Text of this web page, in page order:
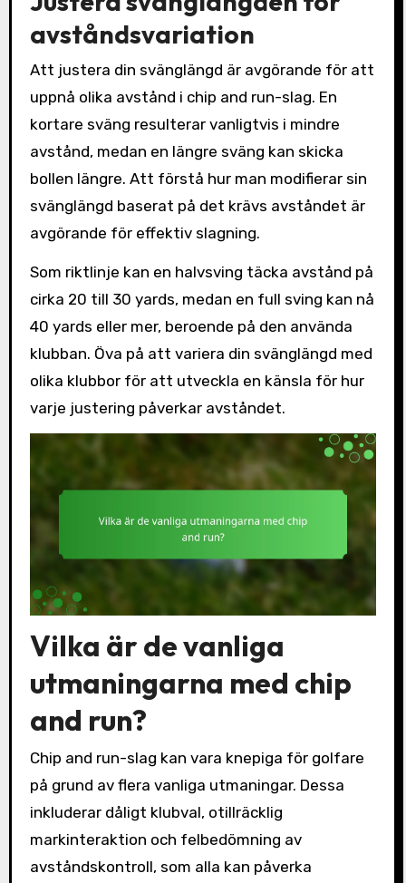
avståndsvariation
Att justera din svänglängd är avgörande för att
uppnå olika avstånd i chip and run-slag. En
kortare sväng resulterar vanligtvis i mindre
avstånd, medan en längre sväng kan skicka
bollen längre. Att förstå hur man modifierar sin
svänglängd baserat på det krävs avståndet är
avgörande för effektiv slagning.
Som riktlinje kan en halvsving täcka avstånd på
cirka 20 till 30 yards, medan en full sving kan nå
40 yards eller mer, beroende på den använda
klubban. Öva på att variera din svänglängd med
olika klubbor för att utveckla en känsla för hur
varje justering påverkar avståndet.
Vilka är de vanliga
utmaningarna med chip
and run?
Chip and run-slag kan vara knepiga för golfare
på grund av flera vanliga utmaningar. Dessa
inkluderar dåligt klubval, otillräcklig
markinteraktion och felbedömning av
avståndskontroll, som alla kan påverka